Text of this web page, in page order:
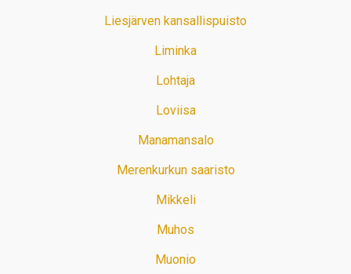
Liesjärven kansallispuisto
Liminka
Lohtaja
Loviisa
Manamansalo
Merenkurkun saaristo
Mikkeli
Muhos
Muonio